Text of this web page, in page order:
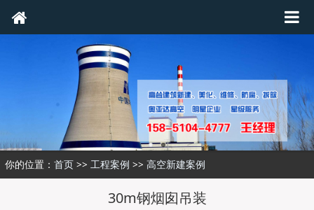
你的位置： 首页>> 工程案例 >> 高空新建案例
30m钢烟囱吊装